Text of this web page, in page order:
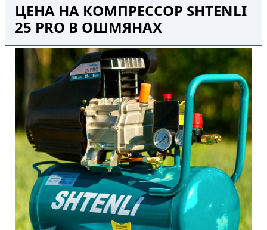
ЦЕНА НА КОМПРЕССОР SHTENLI
25 PRO В ОШМЯНАХ